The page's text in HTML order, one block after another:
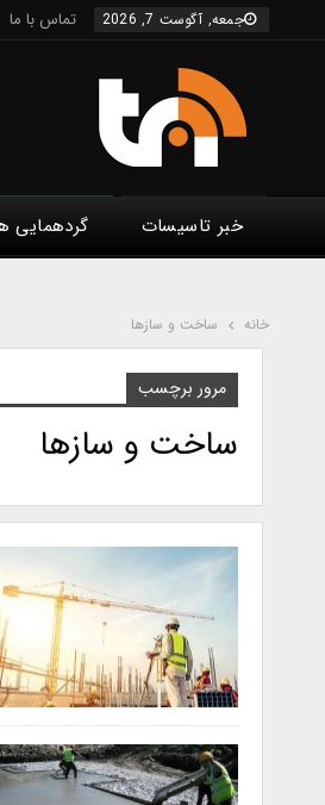
جمعه, آگوست 7, 2026 تماس با ما
خبر تاسیسات گردهمایی
خانه ساخت و سازها
مرور برچسب
ساخت و سازها